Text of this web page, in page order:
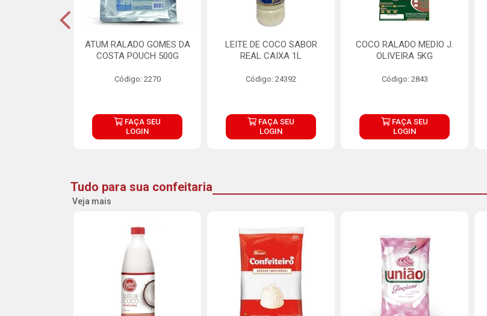
ATUM RALADO GOMES DA
COSTA POUCH 500G
Código: 2270
FAÇA SEU
LOGIN
LEITE DE COCO SABOR
REAL CAIXA 1L
Código: 24392
FAÇA SEU
LOGIN
COCO RALADO MEDIO J.
OLIVEIRA 5KG
Código: 2843
FAÇA SEU
LOGIN
Tudo para sua confeitaria
Veja mais